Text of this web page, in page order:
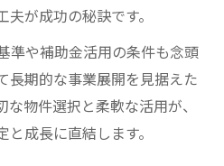
が成功の秘訣です。
準や補助金活用の条件も念頭
長期的な事業展開を見据えた
物件選択と柔軟な活用が、
成長に直結します。